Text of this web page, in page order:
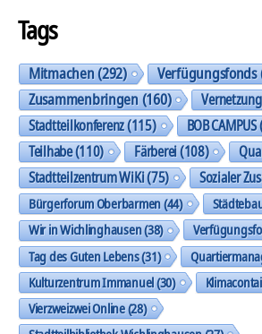
Tags
Mitmachen(292) Verfügungsfonds
Zusammenbringen(160) Vernetzung
Stadtteilkonferenz(115) BOB CAMPUS
Teilhabe(110) Färberei(108)
Stadtteilzentrum WiKi(75) Sozialer
Bürgerforum Oberbarmen(44)
Wir in Wichlinghausen(38)
Tag des Guten Lebens(31)
Kulturzentrum Immanuel(30)
Vierzweizwei Online(28)